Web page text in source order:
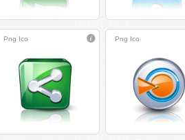
Png Ico Png Ico